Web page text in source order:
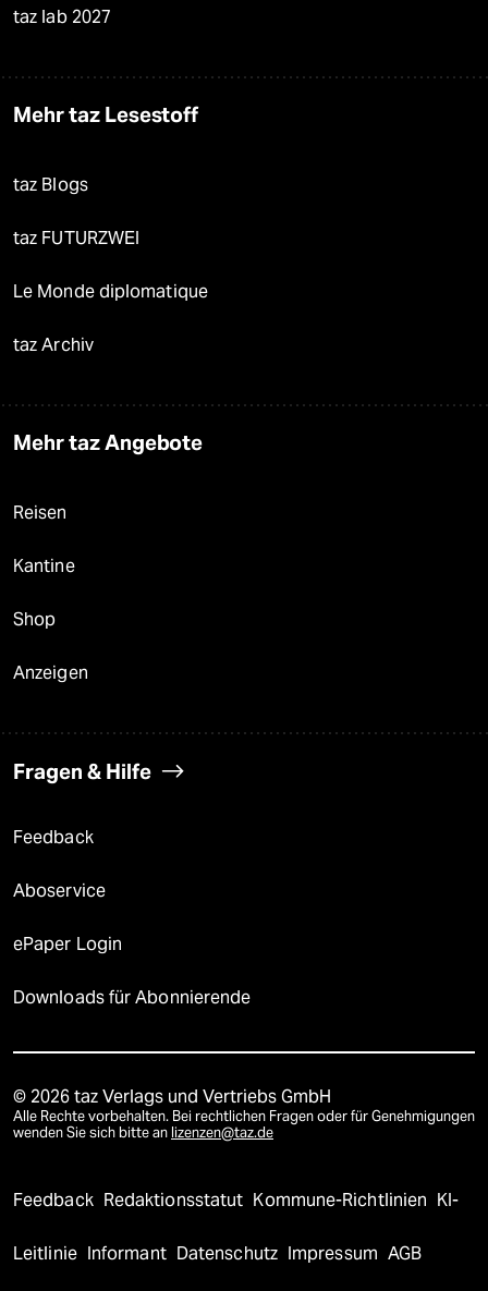
taz lab 2027
Mehr taz Lesestoff
taz Blogs
taz FUTURZWEI
Le Monde diplomatique
taz Archiv
Mehr taz Angebote
Reisen
Kantine
Shop
Anzeigen
Fragen & Hilfe
Feedback
Aboservice
ePaper Login
Downloads für Abonnierende
© 2026 taz Verlags und Vertriebs GmbH
Alle Rechte vorbehalten. Bei rechtlichen Fragen oder für Genehmigungen
wenden Sie sich bitte an lizenzen@taz.de
Feedback Redaktionsstatut Kommune-Richtlinien KI-
Leitlinie Informant Datenschutz Impressum AGB